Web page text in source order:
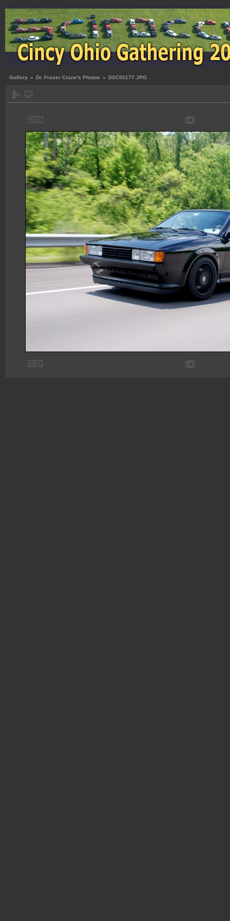
Gallery » Dr. Fraser Crane's Photos » DSC00177.JPG